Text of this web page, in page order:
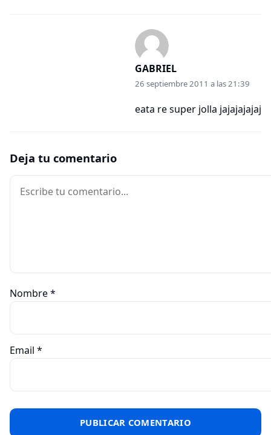
GABRIEL
26 septiembre 2011 a las 21:39
eata re super jolla jajajajajaj
Deja tu comentario
Comentario
Nombre*
Email *